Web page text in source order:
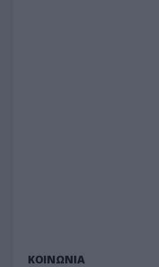
ΚΟΙΝΩΝΙΑ